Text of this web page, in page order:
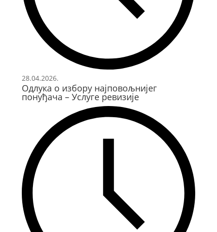
28.04.2026.
Одлука о избору најповољнијег
понуђача – Услуге ревизије